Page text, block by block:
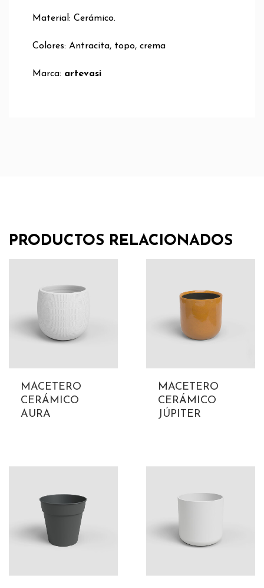
Material: Cerámico.
Colores: Antracita, topo, crema
Marca: artevasi
PRODUCTOS RELACIONADOS
MACETERO
CERÁMICO
AURA
MACETERO
CERÁMICO
JÚPITER